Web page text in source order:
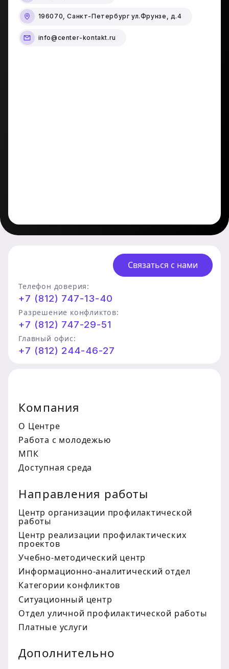
196070, Санкт-Петербург ул.Фрунзе, д.4
info@center-kontakt.ru
Связаться с нами
Телефон доверия:
+7 (812) 747-13-40
Разрешение конфликтов:
+7 (812) 747-29-51
Главный офис:
+7 (812) 244-46-27
Компания
О Центре
Работа с молодежью
МПК
Доступная среда
Направления работы
Центр организации профилактической
работы
Центр реализации профилактических
проектов
Учебно-методический центр
Информационно-аналитический отдел
Категории конфликтов
Ситуационный центр
Отдел уличной профилактической работы
Платные услуги
Дополнительно